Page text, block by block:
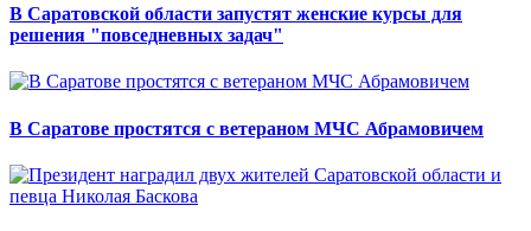
В Саратовской области запустят женские курсы для
решения "повседневных задач"
В Саратове простятся с ветераном МЧС Абрамовичем